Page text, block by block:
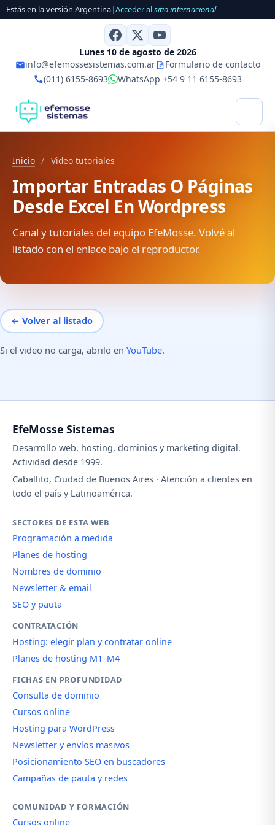
Estás en la versión Argentina|Acceder alsitio internacional
Lunes 10 de agosto de 2026
info@efemossesistemas.com.ar
Formulario de contacto
(011) 6155-8693
WhatsApp +54 9 11 6155-8693
Inicio / Video tutoriales
Importar Entradas O Páginas
Desde Excel En Wordpress
Canal y tutoriales del equipo EfeMosse. Volvé al
listado con el enlace bajo el reproductor.
← Volver al listado
Si el video no carga, abrilo en YouTube.
EfeMosse Sistemas
Desarrollo web, hosting, dominios y marketing digital.
Actividad desde 1999.
Caballito, Ciudad de Buenos Aires · Atención a clientes en
todo el país y Latinoamérica.
SECTORES DE ESTA WEB
Programación a medida
Planes de hosting
Nombres de dominio
Newsletter & email
SEO y pauta
CONTRATACIÓN
Hosting: elegir plan y contratar online
Planes de hosting M1–M4
FICHAS EN PROFUNDIDAD
Consulta de dominio
Cursos online
Hosting para WordPress
Newsletter y envíos masivos
Posicionamiento SEO en buscadores
Campañas de pauta y redes
COMUNIDAD Y FORMACIÓN
Cursos online